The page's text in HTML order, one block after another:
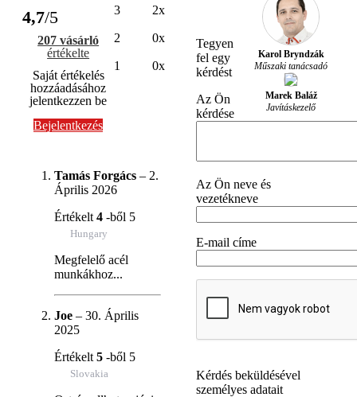
4,7/5
207 vásárló
értékelte
Saját értékelés
hozzáadásához
jelentkezzen be
Bejelentkezés
3 2x
2 0x
1 0x
Tamás Forgács – 2.
Április 2026
Értékelt 4 -ből 5
Hungary
Megfelelő acél
munkákhoz...
Joe – 30. Április
2025
Értékelt 5 -ből 5
Slovakia
Karol Bryndzák
Műszaki tanácsadó
Marek Baláž
Javításkezelő
Tegyen
fel egy
kérdést
Az Ön
kérdése
Az Ön neve és
vezetékneve
E-mail címe
Kérdés beküldésével
személyes adatait